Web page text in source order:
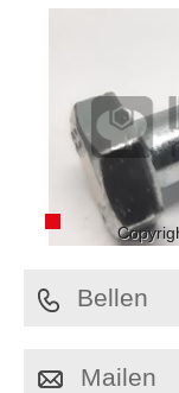
Bellen
Mailen